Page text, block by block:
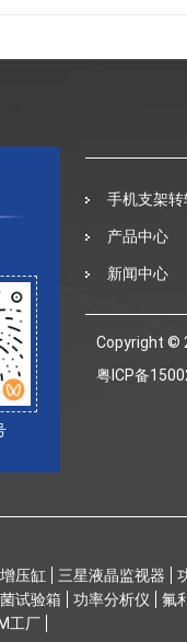
手机支架转
产品中心
新闻中心
Copyright ©
粤ICP备
压缸 三星液晶监视器
试验箱 功率分析仪 氟
工厂